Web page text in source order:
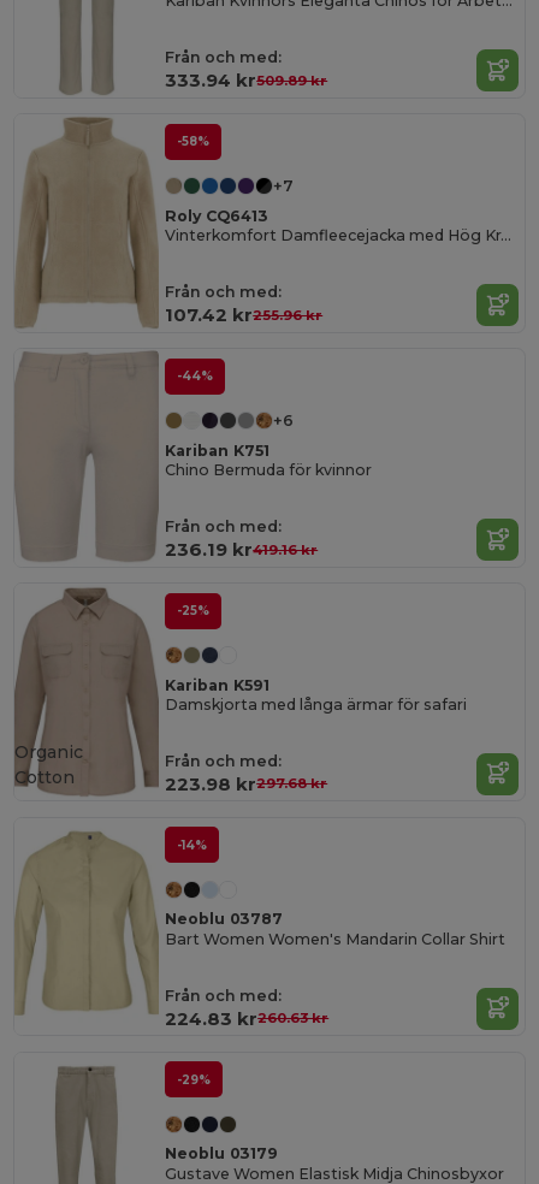
Från och med:
333.94 kr509.89 kr
-58%
+7
Roly CQ6413
Vinterkomfort Damfleecejacka med Hög Krage
Från och med:
107.42 kr255.96 kr
-44%
+6
Kariban K751
Chino Bermuda för kvinnor
Från och med:
236.19 kr419.16 kr
-25%
Kariban K591
Damskjorta med långa ärmar för safari
Från och med:
223.98 kr297.68 kr
Organic
Cotton
-14%
Neoblu 03787
Bart Women Women's Mandarin Collar Shirt
Från och med:
224.83 kr260.63 kr
-29%
Neoblu 03179
Gustave Women Elastisk Midja Chinosbyxor